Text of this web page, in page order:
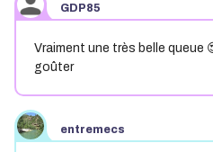
GDP85
Vraiment une très belle queue
goûter
entremecs